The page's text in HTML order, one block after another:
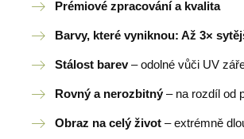
Prémiové zpracování a kvalita
Barvy, které vyniknou: Až 3×
Stálost barev– odolné vůči UV
Rovný a nerozbitný – na rozdíl od
Obraz na celý život – extrémně